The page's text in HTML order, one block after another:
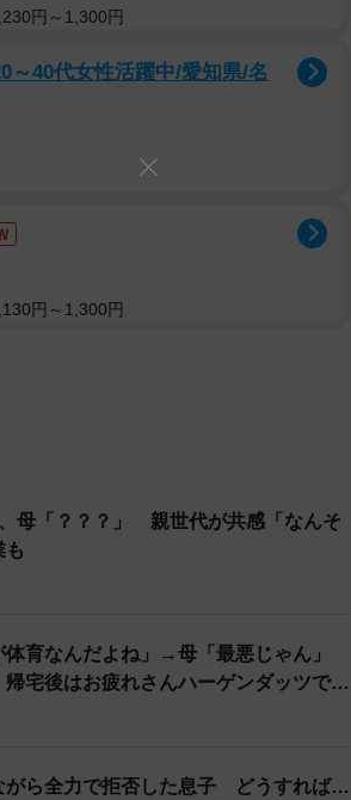
円～1,300円
～40代女性活躍中/愛知県/名
円～1,300円
母「？？？」 親世代が共感「なんそ
も
育なんだよね」→母「最悪じゃん」
宅後はお疲れさんハーゲンダッツで笑
がら全力で拒否した息子 どうすれば…